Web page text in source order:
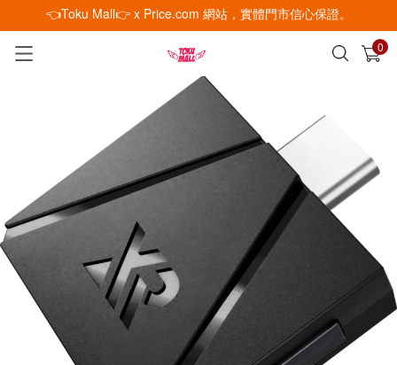
👈Toku Mall👉 x Price.com 網站，實體門市信心保證。
0
已加入購物車 查看